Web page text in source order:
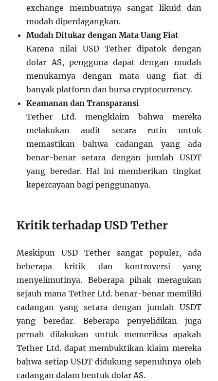
exchange membuatnya sangat likuid dan
mudah diperdagangkan.
Mudah Ditukar dengan Mata Uang Fiat
Karena nilai USD Tether dipatok dengan
dolar AS, pengguna dapat dengan mudah
menukarnya dengan mata uang fiat di
banyak platform dan bursa cryptocurrency.
Keamanan dan Transparansi
Tether Ltd. mengklaim bahwa mereka
melakukan audit secara rutin untuk
memastikan bahwa cadangan yang ada
benar-benar setara dengan jumlah USDT
yang beredar. Hal ini memberikan tingkat
kepercayaan bagi penggunanya.
Kritik terhadap USD Tether
Meskipun USD Tether sangat populer, ada
beberapa kritik dan kontroversi yang
menyelimutinya. Beberapa pihak meragukan
sejauh mana Tether Ltd. benar-benar memiliki
cadangan yang setara dengan jumlah USDT
yang beredar. Beberapa penyelidikan juga
pernah dilakukan untuk memeriksa apakah
Tether Ltd. dapat membuktikan klaim mereka
bahwa setiap USDT didukung sepenuhnya oleh
cadangan dalam bentuk dolar AS.